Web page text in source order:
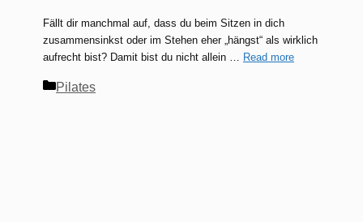
Fällt dir manchmal auf, dass du beim Sitzen in dich
zusammensinkst oder im Stehen eher „hängst“ als wirklich
aufrecht bist? Damit bist du nicht allein … Read more
Kategorien
Pilates